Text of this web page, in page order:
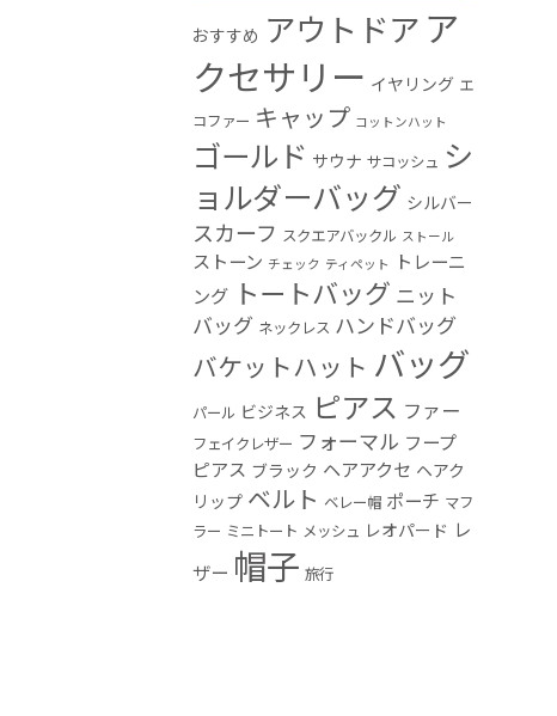
おすすめ アウトドア ア
クセサリー イヤリング エ
コファー キャップ コットンハット
ゴールド サウナ サコッシュ シ
ョルダーバッグ シルバー
スカーフ スクエアバックル ストール
ストーン チェック ティペット
トレーニ
ング トートバッグ ニット
バッグ ネックレス ハンドバッグ
バケットハット バッグ
パール ビジネス ピアス ファー
フェイクレザー フォーマル フープ
ピアス ブラック ヘアアクセ ヘアク
リップ ベルト ベレー帽 ポーチ マフ
ラー ミニトート メッシュ レオパード レ
ザー 帽子 旅行